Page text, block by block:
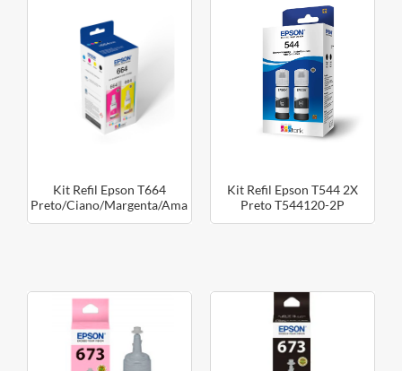
Kit Refil Epson T664
Preto/Ciano/Margenta/Amarelo
Kit Refil Epson T544 2X
Preto T544120-2P